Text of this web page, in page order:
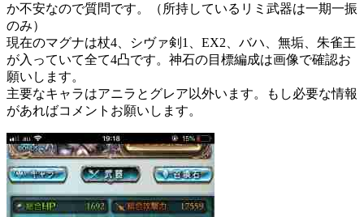
か不安なので質問です。（所持しているリミ武器は一期一振
のみ）
現在のマグナは杖4、シヴァ剣1、EX2、バハ、無垢、朱雀王
が入っていて全て4凸です。神石の目標編成は画像で確認お
願いします。
主要なキャラはアニラとグレア以外います。もし必要な情報
があればコメントお願いします。